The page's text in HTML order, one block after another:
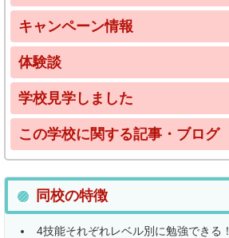
キャンペーン情報
体験談
学校見学しました
この学校に関する記事・ブログ
同校の特徴
4技能それぞれレベル別に勉強できる！